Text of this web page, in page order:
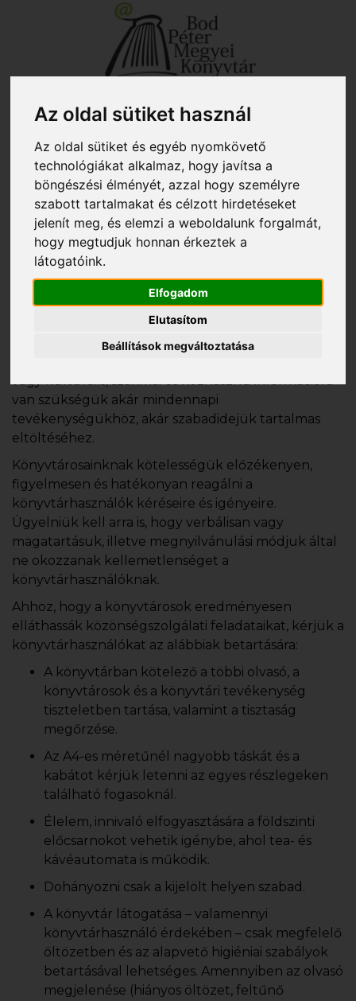
Az oldal sütiket használ
Az oldal sütiket és egyéb nyomkövető
technológiákat alkalmaz, hogy javítsa a
böngészési élményét, azzal hogy személyre
szabott tartalmakat és célzott hirdetéseket
jelenít meg, és elemzi a weboldalunk forgalmát,
hogy megtudjuk honnan érkeztek a
látogatóink.
Elfogadom
Elutasítom
Beállítások megváltoztatása
+40 267 312 133 - kölcsönző
+40 267 311 927 - fiókkönyvtár
OLVASÓI FIÓK
EN
Itt vagy: » Szolgáltatások» Házirend
Házirend
A könyvtár házirendje
A Bod Péter Megyei Könyvtár alapvető célja, hogy
vagy kulturális, szakmai és közhasznú információra
van szükségük akár mindennapi
tevékenységükhöz, akár szabadidejük tartalmas
eltöltéséhez.
Könyvtárosainknak kötelességük előzékenyen,
figyelmesen és hatékonyan reagálni a
könyvtárhasználók kéréseire és igényeire.
Ügyelniük kell arra is, hogy verbálisan vagy
magatartásuk, illetve megnyilvánulási módjuk által
ne okozzanak kellemetlenséget a
könyvtárhasználóknak.
Ahhoz, hogy a könyvtárosok eredményesen
elláthassák közönségszolgálati feladataikat, kérjük a
könyvtárhasználókat az alábbiak betartására:
A könyvtárban kötelező a többi olvasó, a
könyvtárosok és a könyvtári tevékenység
tiszteletben tartása, valamint a tisztaság
megőrzése.
Az A4-es méretűnél nagyobb táskát és a
kabátot kérjük letenni az egyes részlegeken
található fogasoknál.
Élelem, innivaló elfogyasztására a földszinti
előcsarnokot vehetik igénybe, ahol tea- és
kávéautomata is működik.
Dohányozni csak a kijelölt helyen szabad.
A könyvtár látogatása – valamennyi
könyvtárhasználó érdekében – csak megfelelő
öltözetben és az alapvető higiéniai szabályok
betartásával lehetséges. Amennyiben az olvasó
megjelenése (hiányos öltözet, feltűnő